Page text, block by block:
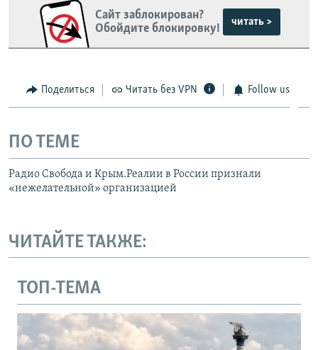
Сайт заблокирован?
Обойдите блокировку!
читать >
Поделиться Читать без VPN Follow us
ПО ТЕМЕ
Радио Свобода и Крым.Реалии в России признали
«нежелательной» организацией
ЧИТАЙТЕ ТАКЖЕ:
ТОП-ТЕМА